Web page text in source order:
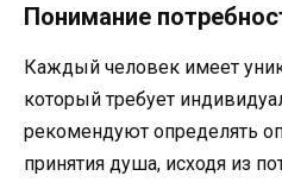
Понимание
Каждый человек имеет
который требует
рекомендуют определять
принятия душа, исходя из